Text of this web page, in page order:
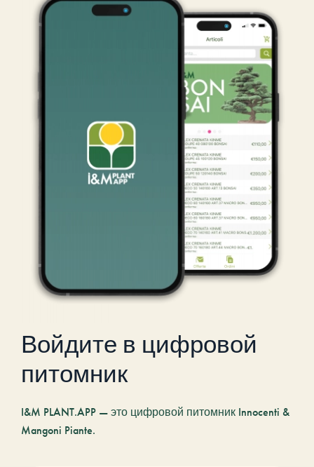
Войдите в цифровой
питомник
I&M PLANT.APP — это цифровой питомник Innocenti &
Mangoni Piante.